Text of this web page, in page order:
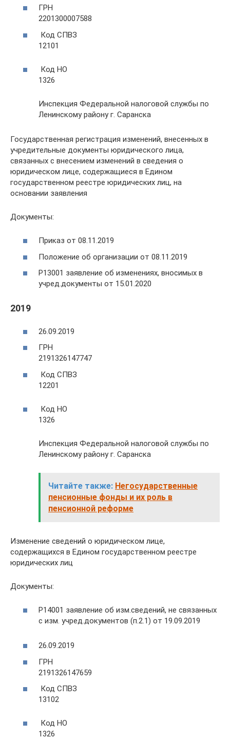
ГРН
2201300007588
Код СПВЗ
12101
Код НО
1326
Инспекция Федеральной налоговой службы по
Ленинскому району г. Саранска
Государственная регистрация изменений, внесенных в
учредительные документы юридического лица,
связанных с внесением изменений в сведения о
юридическом лице, содержащиеся в Едином
государственном реестре юридических лиц, на
основании заявления
Документы:
Приказ от 08.11.2019
Положение об организации от 08.11.2019
Р13001 заявление об изменениях, вносимых в
учред.документы от 15.01.2020
2019
26.09.2019
ГРН
2191326147747
Код СПВЗ
12201
Код НО
1326
Инспекция Федеральной налоговой службы по
Ленинскому району г. Саранска
Читайте также: Негосударственные
пенсионные фонды и их роль в
пенсионной реформе
Изменение сведений о юридическом лице,
содержащихся в Едином государственном реестре
юридических лиц
Документы:
Р14001 заявление об изм.сведений, не связанных
с изм. учред.документов (п.2.1) от 19.09.2019
26.09.2019
ГРН
2191326147659
Код СПВЗ
13102
Код НО
1326